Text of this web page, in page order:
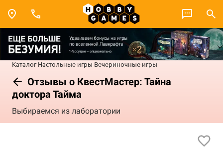
Каталог Настольные игры Вечериночные игры
Отзывы о КвестМастер: Тайна
доктора Тайма
Выбираемся из лаборатории